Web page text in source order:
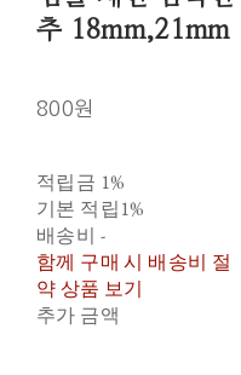
추 18mm,21mm
800원
적립금 1%
기본 적립1%
배송비 -
함께 구매 시 배송비 절
약 상품 보기
추가 금액